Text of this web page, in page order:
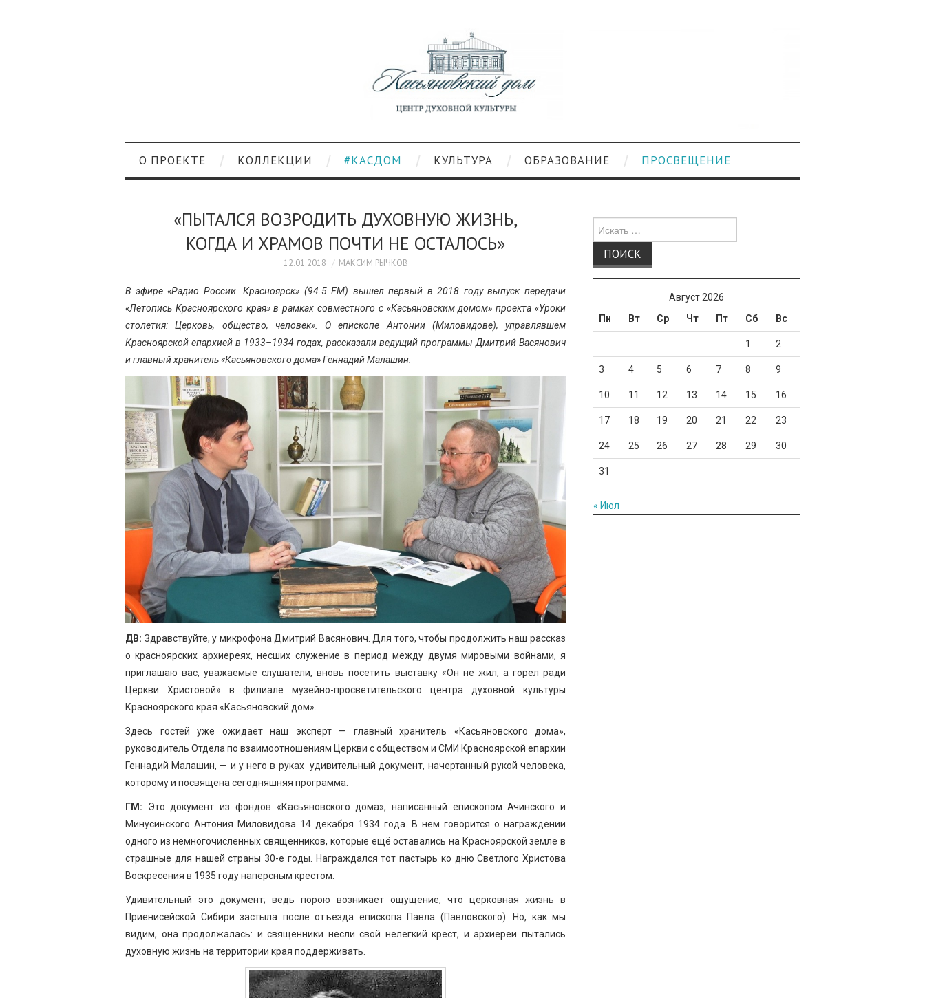
О ПРОЕКТЕ КОЛЛЕКЦИИ #КАСДОМ КУЛЬТУРА ОБРАЗОВАНИЕ ПРОСВЕЩЕНИЕ
«ПЫТАЛСЯ ВОЗРОДИТЬ ДУХОВНУЮ ЖИЗНЬ,
КОГДА И ХРАМОВ ПОЧТИ НЕ ОСТАЛОСЬ»
12.01.2018 МАКСИМ РЫЧКОВ
В эфире «Радио России. Красноярск» (94.5 FM) вышел первый в 2018 году выпуск передачи
«Летопись Красноярского края» в рамках совместного с «Касьяновским домом» проекта «Уроки
столетия: Церковь, общество, человек». О епископе Антонии (Миловидове), управлявшем
Красноярской епархией в 1933–1934 годах, рассказали ведущий программы Дмитрий Васянович
и главный хранитель «Касьяновского дома» Геннадий Малашин.
ДВ: Здравствуйте, у микрофона Дмитрий Васянович. Для того, чтобы продолжить наш рассказ
о красноярских архиереях, несших служение в период между двумя мировыми войнами, я
приглашаю вас, уважаемые слушатели, вновь посетить выставку «Он не жил, а горел ради
Церкви Христовой» в филиале музейно-просветительского центра духовной культуры
Красноярского края «Касьяновский дом».
Здесь гостей уже ожидает наш эксперт — главный хранитель «Касьяновского дома»,
руководитель Отдела по взаимоотношениям Церкви с обществом и СМИ Красноярской епархии
Геннадий Малашин, — и у него в руках удивительный документ, начертанный рукой человека,
которому и посвящена сегодняшняя программа.
ГМ: Это документ из фондов «Касьяновского дома», написанный епископом Ачинского и
Минусинского Антония Миловидова 14 декабря 1934 года. В нем говорится о награждении
одного из немногочисленных священников, которые ещё оставались на Красноярской земле в
страшные для нашей страны 30-е годы. Награждался тот пастырь ко дню Светлого Христова
Воскресения в 1935 году наперсным крестом.
Удивительный это документ; ведь порою возникает ощущение, что церковная жизнь в
Приенисейской Сибири застыла после отъезда епископа Павла (Павловского). Но, как мы
видим, она продолжалась: и священники несли свой нелегкий крест, и архиереи пытались
духовную жизнь на территории края поддерживать.
для:
Август 2026
Пн
Вт Ср Чт Пт Сб Вс
1 2
3 4 5 6 7 8 9
10 11 12 13 14 15 16
17 18 19 20 21 22 23
24 25 26 27 28 29 30
31
« Июл